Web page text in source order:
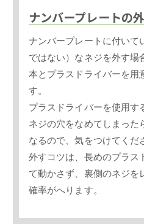
ナンバープレートの
ナンバープレートに付いて
ではない）なネジを外す場
本とプラスドライバーを用
す。
プラスドライバーを使用す
ネジの穴をなめてしまった
なるので、気をつけてくだ
外すコツは、長めのプラス
て動かさず、裏側のネジを
確率がへります。